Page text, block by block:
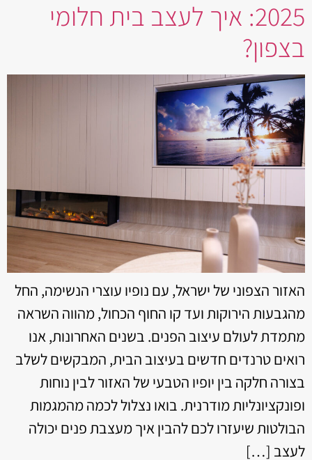
2025: איך לעצב בית חלומי
בצפון?
האזור הצפוני של ישראל, עם נופיו עוצרי הנשימה, החל
מהגבעות הירוקות ועד קו החוף הכחול, מהווה השראה
מתמדת לעולם עיצוב הפנים. בשנים האחרונות, אנו
רואים טרנדים חדשים בעיצוב הבית, המבקשים לשלב
בצורה חלקה בין יופיו הטבעי של האזור לבין נוחות
ופונקציונליות מודרנית. בואו נצלול לכמה מהמגמות
הבולטות שיעזרו לכם להבין איך מעצבת פנים יכולה
לעצב […]